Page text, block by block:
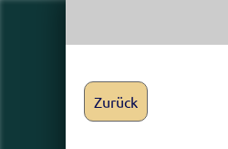
Zurück